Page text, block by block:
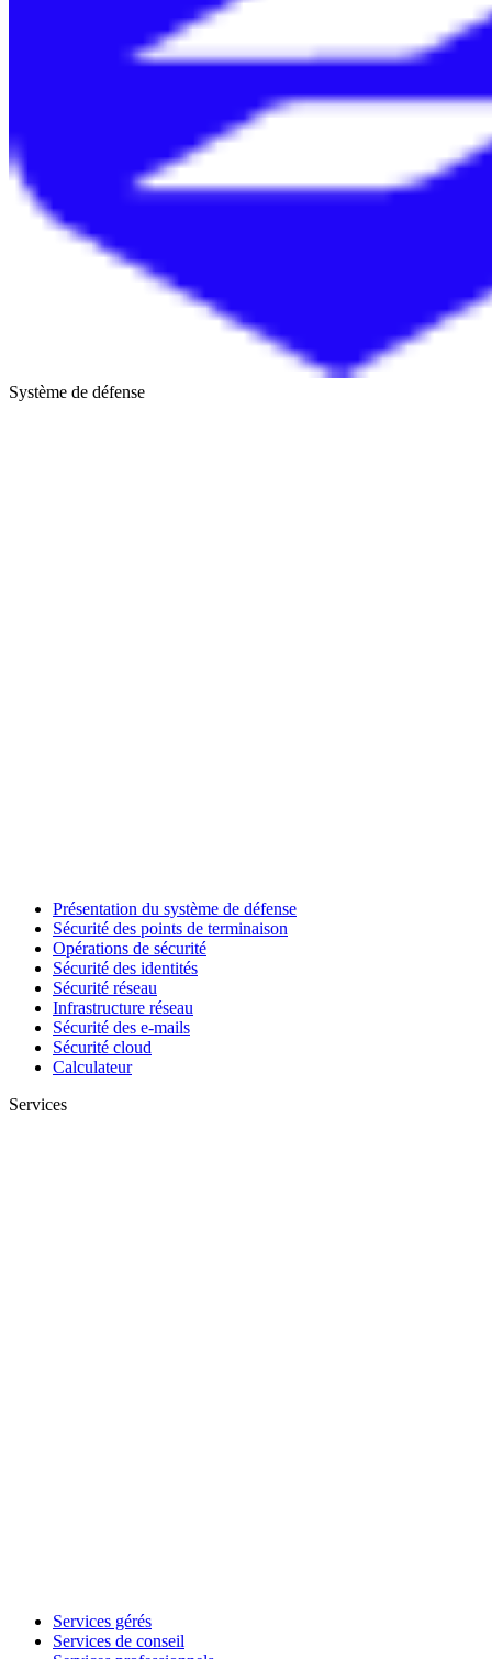
Système de défense
Présentation du système de défense
Sécurité des points de terminaison
Opérations de sécurité
Sécurité des identités
Sécurité réseau
Infrastructure réseau
Sécurité des e-mails
Sécurité cloud
Calculateur
Services
Services gérés
Services de conseil